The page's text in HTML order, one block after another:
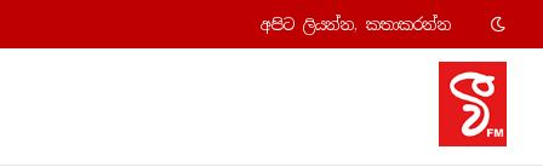
අපි​ට ලියන්න, කතාකරන්​න